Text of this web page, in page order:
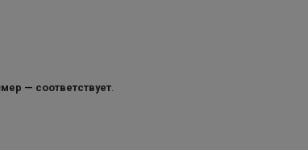
— соответствует